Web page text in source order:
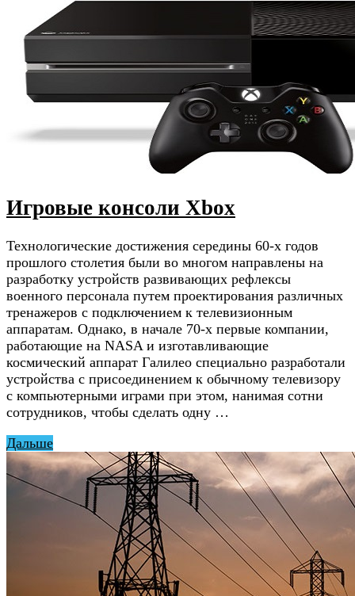
Игровые консоли Xbox
Технологические достижения середины 60-х годов
прошлого столетия были во многом направлены на
разработку устройств развивающих рефлексы
военного персонала путем проектирования различных
тренажеров с подключением к телевизионным
аппаратам. Однако, в начале 70-х первые компании,
работающие на NASA и изготавливающие
космический аппарат Галилео специально разработали
устройства с присоединением к обычному телевизору
с компьютерными играми при этом, нанимая сотни
сотрудников, чтобы сделать одну …
Дальше